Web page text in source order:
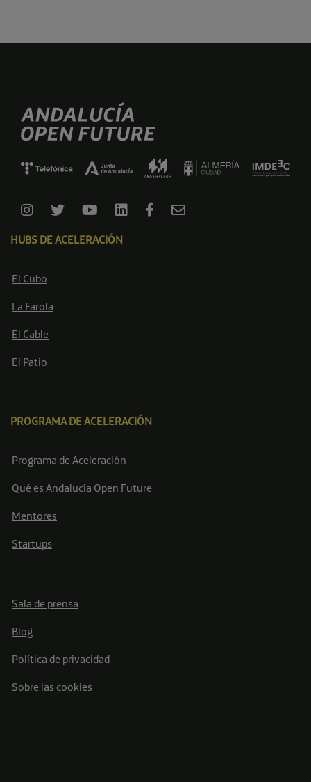
HUBS DE ACELERACIÓN
El Cubo
La Farola
El Cable
El Patio
PROGRAMA DE ACELERACIÓN
Programa de Aceleración
Qué es Andalucía Open Future
Mentores
Startups
Sala de prensa
Blog
Política de privacidad
Sobre las cookies